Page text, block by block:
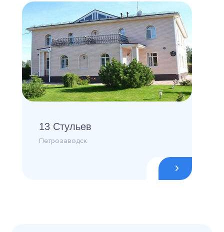
13 Стульев
Петрозаводск